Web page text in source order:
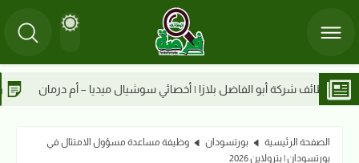
أخصائي سوشيال ميديا – أم درمان وظائف شركة أبو الفاضل بلازا |
الصفحة الرئيسية بورتسودان
وظيفة مساعدة مسؤول الامتثال في
بورتسودان | بترولاين 2026